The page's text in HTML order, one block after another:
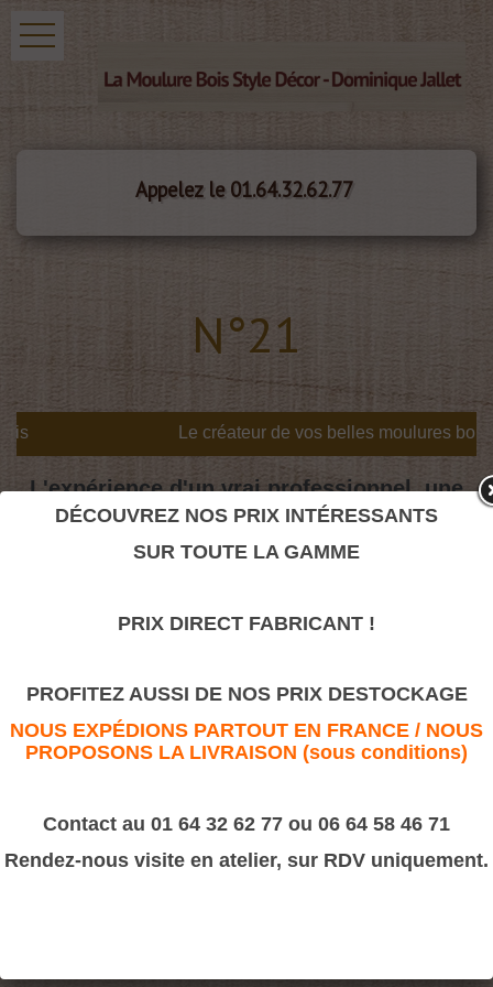
Appelez le 01.64.32.62.77
N°21
L'expérience d'un vrai professionnel, une
valeur sûre.
Corniches Bois>Louis Philippe
DÉCOUVREZ NOS PRIX INTÉRESSANTS
SUR TOUTE LA GAMME
PRIX DIRECT FABRICANT !
PROFITEZ AUSSI DE NOS PRIX DESTOCKAGE
NOUS EXPÉDIONS PARTOUT EN FRANCE / NOUS
PROPOSONS LA LIVRAISON (sous conditions)
Contact au 01 64 32 62 77 ou 06 64 58 46 71
Rendez-nous visite en atelier, sur RDV uniquement.